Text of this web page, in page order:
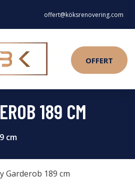
offert@köksrenovering.com
OFFERT
189 CM
cm